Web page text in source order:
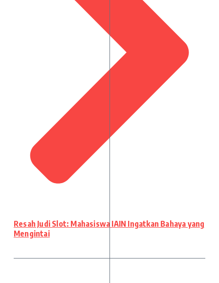
Resah Judi Slot: Mahasiswa IAIN Ingatkan Bahaya yang
Mengintai